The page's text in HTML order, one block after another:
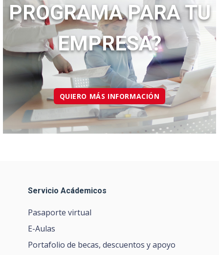
PROGRAMA PARA TU
EMPRESA?
QUIERO MÁS INFORMACIÓN
Servicio Acádemicos
Pasaporte virtual
E-Aulas
Portafolio de becas, descuentos y apoyo